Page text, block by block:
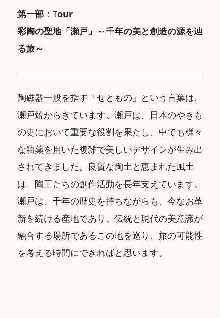
第一部：Tour
彩陶の聖地「瀬戸」～千年の美と創造の源を辿
る旅～
陶磁器一般を指す「せともの」という言葉は、
瀬戸焼からきています。瀬戸は、日本のやきも
の史において重要な役割を果たし、中でも様々
な釉薬を用いた複雑で美しいデザインが生み出
されてきました。良質な陶土と恵まれた風土
は、陶工たちの創作活動を長年支えています。
瀬戸は、千年の歴史を持ちながらも、今なお革
新を続ける産地であり、伝統と現代の美意識が
融合する場所であるこの地を巡り、旅の可能性
を考える時間にできればと思います。